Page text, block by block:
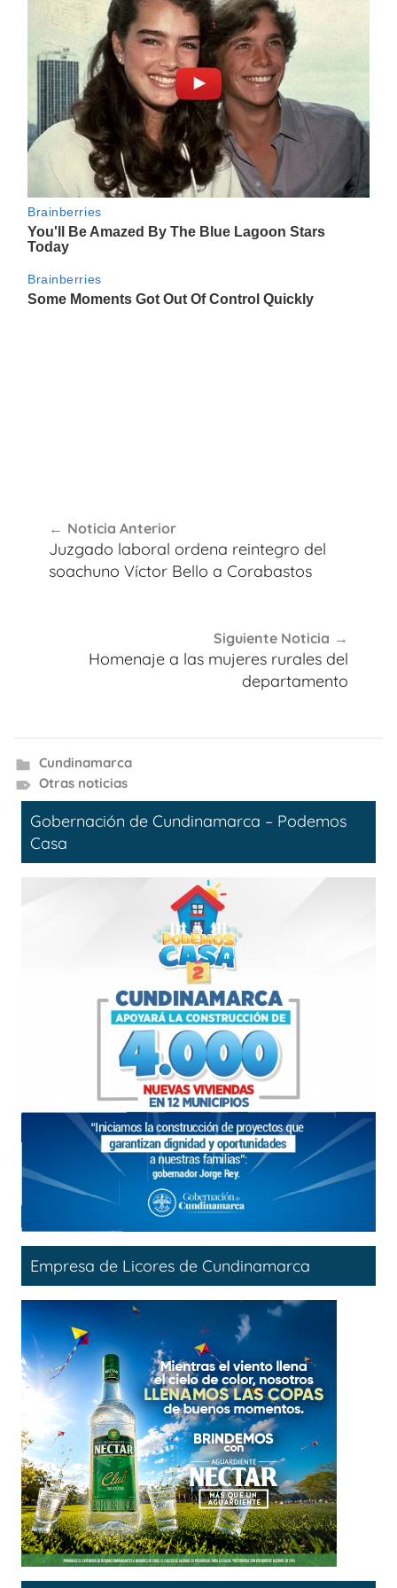
de
entradas
Noticia Anterior
Juzgado laboral ordena reintegro del
soachuno Víctor Bello a Corabastos
Siguiente Noticia
Homenaje a las mujeres rurales del
departamento
Cundinamarca
Otras noticias
Gobernación de Cundinamarca – Podemos
Casa
Empresa de Licores de Cundinamarca